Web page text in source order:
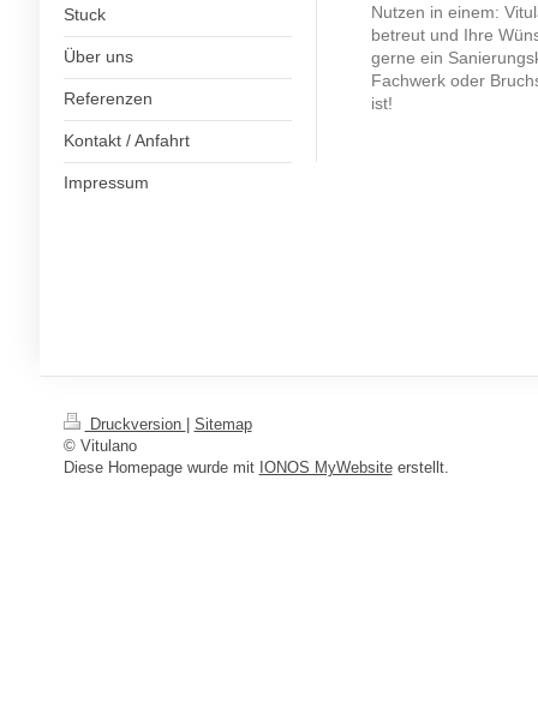
Stuck
Über uns
Referenzen
Kontakt / Anfahrt
Impressum
Nutzen in einem:
betreut und Ihre
gerne ein
Fachwerk oder
ist!
Druckversion | Sitemap
© Vitulano
Diese Homepage wurde mit IONOS MyWebsiteerstellt.